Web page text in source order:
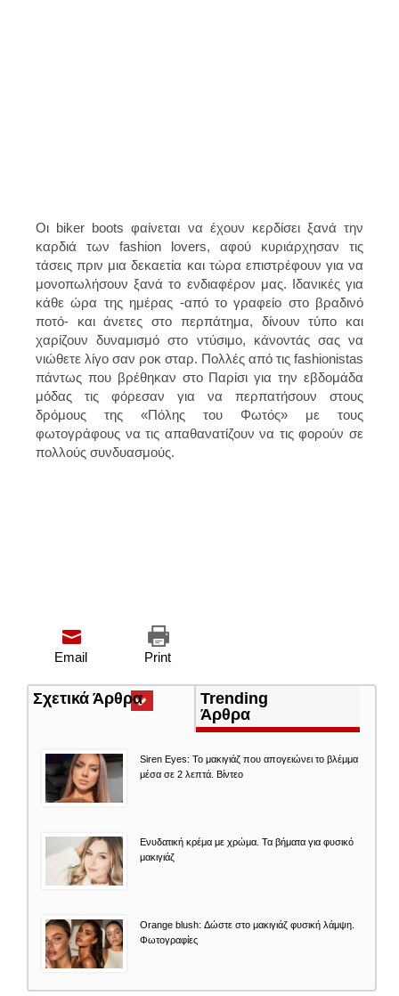
Οι biker boots φαίνεται να έχουν κερδίσει ξανά την
καρδιά των fashion lovers, αφού κυριάρχησαν τις
τάσεις πριν μια δεκαετία και τώρα επιστρέφουν για να
μονοπωλήσουν ξανά το ενδιαφέρον μας. Ιδανικές για
κάθε ώρα της ημέρας -από το γραφείο στο βραδινό
ποτό- και άνετες στο περπάτημα, δίνουν τύπο και
χαρίζουν δυναμισμό στο ντύσιμο, κάνοντάς σας να
νιώθετε λίγο σαν ροκ σταρ. Πολλές από τις fashionistas
πάντως που βρέθηκαν στο Παρίσι για την εβδομάδα
μόδας τις φόρεσαν για να περπατήσουν στους
δρόμους της «Πόλης του Φωτός» με τους
φωτογράφους να τις απαθανατίζουν να τις φορούν σε
πολλούς συνδυασμούς.
Print
Email
Σχετικά Άρθρα(ενεργή
καρτέλα)
Trending
Άρθρα
Siren Eyes: Το μακιγιάζ που απογειώνει το βλέμμα
μέσα σε 2 λεπτά. Βίντεο
Ενυδατική κρέμα με χρώμα. Τα βήματα για φυσικό
μακιγιάζ
Orange blush: Δώστε στο μακιγιάζ φυσική λάμψη.
Φωτογραφίες